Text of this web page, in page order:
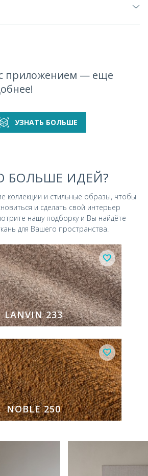
приложением — еще
УЗНАТЬ БОЛЬШЕ
БОЛЬШЕ ИДЕЙ?
коллекции и стильные образы, чтобы
и сделать свой интерьер
нашу подборку и Вы найдёте
для Вашего пространства.
LANVIN 233
NOBLE 250